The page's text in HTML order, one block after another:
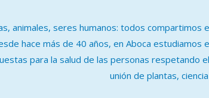
animales, seres humanos: todos
hace más de 40 años, en Aboca estudiamos
para la salud de las personas respetando
unión de plantas,